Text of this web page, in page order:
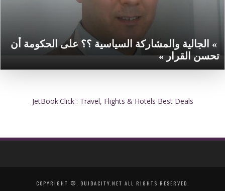
» الجالية والمشاركة السياسية ؟؟ على الحكومة أن
تحسن القرار »
JetBook.Click : Travel, Flights & Hotels Best Deals
COPYRIGHT ©, OUJDACITY.NET ALL RIGHTS RESERVED.